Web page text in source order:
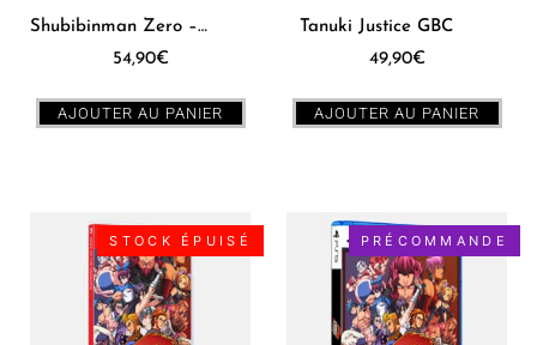
Shubibinman Zero – Shockman Zero SNES
54,90€
AJOUTER AU PANIER
Tanuki Justice GBC
49,90€
AJOUTER AU PANIER
STOCK ÉPUISÉ PRÉCOMMANDE